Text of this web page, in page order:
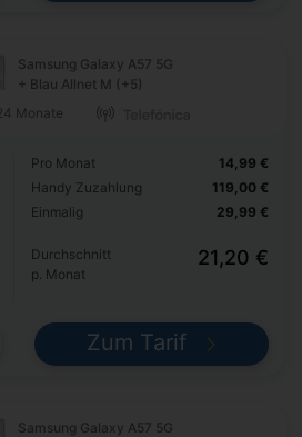
Samsung Galaxy A57 5G
+ Blau Allnet M (+5)
24 Monate
Pro Monat
Handy Zuzahlung
Einmalig
14,99 €
119,00 €
29,99 €
Durchschnitt
p. Monat
21,20 €
Zum Tarif
Samsung Galaxy A57 5G